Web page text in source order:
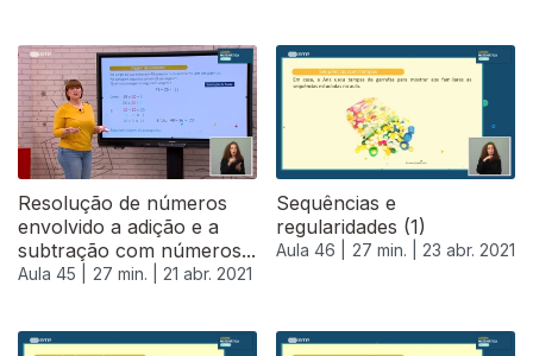
Resolução de números
envolvido a adição e a
subtração com números...
Aula 45 | 27 min. | 21 abr. 2021
Sequências e
regularidades (1)
Aula 46 | 27 min. | 23 abr. 2021
540623